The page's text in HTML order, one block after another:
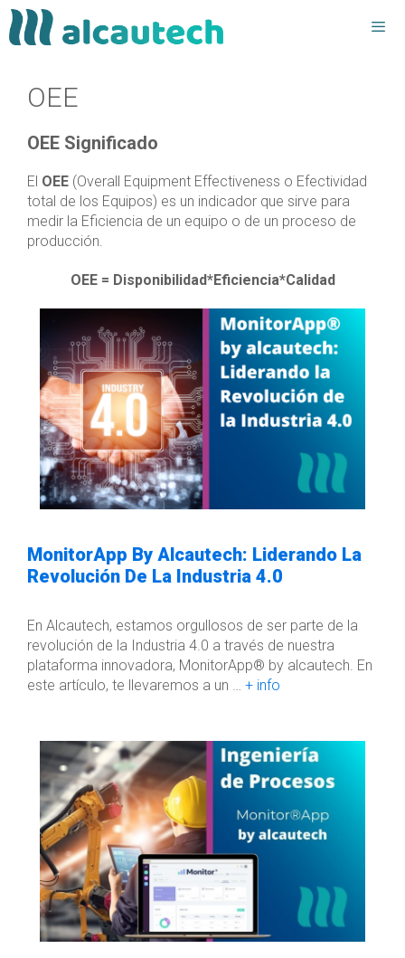
Saltar
al
contenido
OEE
OEE Significado
El OEE (Overall Equipment Effectiveness o Efectividad
total de los Equipos) es un indicador que sirve para
medir la Eficiencia de un equipo o de un proceso de
producción.
OEE = Disponibilidad*Eficiencia*Calidad
MonitorApp By Alcautech: Liderando La
Revolución De La Industria 4.0
En Alcautech, estamos orgullosos de ser parte de la
revolución de la Industria 4.0 a través de nuestra
plataforma innovadora, MonitorApp® by alcautech. En
este artículo, te llevaremos a un … + info